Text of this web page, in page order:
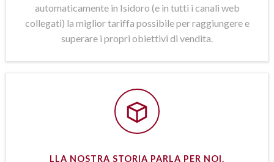
automaticamente in Isidoro (e in tutti i canali web
collegati) la miglior tariffa possibile per raggiungere e
superare i propri obiettivi di vendita.
LLA NOSTRA STORIA PARLA PER NOI.